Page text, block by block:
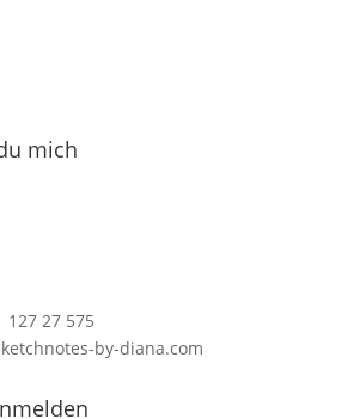
mich
127 27 575
by-diana.com